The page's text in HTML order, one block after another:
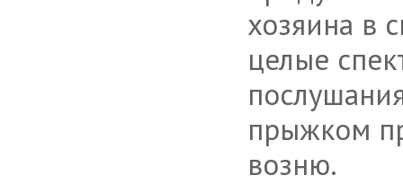
хозяина в
целые
прыжком
возню.